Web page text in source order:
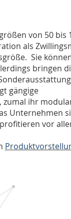
von 50 bis
als
Sie
bringen
gängige
zumal ihr
Unternehmen
vor